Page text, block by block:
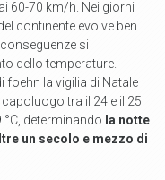
60-70 km/h. Nei giorni
continente evolve ben
si
dello temperature.
foehn la vigilia di Natale
tra il 24 e il 25
determinando la notte
un secolo e mezzo di